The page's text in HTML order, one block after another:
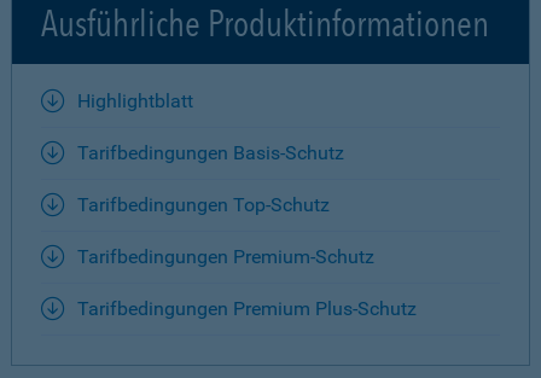
Ausführliche Produktinformationen
Highlightblatt
Tarifbedingungen Basis-Schutz
Tarifbedingungen Top-Schutz
Tarifbedingungen Premium-Schutz
Tarifbedingungen Premium Plus-Schutz